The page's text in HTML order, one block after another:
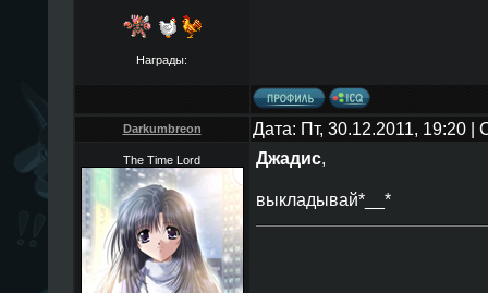
Награды:
Darkumbreon Дата: Пт, 30.12.2011, 19:20
The Time Lord Джадис,
выкладывай*__*